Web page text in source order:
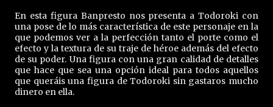
En esta figura Banpresto nos presenta a Todoroki con
una pose de lo más característica de este personaje en la
que podemos ver a la perfección tanto el porte como el
efecto y la textura de su traje de héroe además del efecto
de su poder. Una figura con una gran calidad de detalles
que hace que sea una opción ideal para todos aquellos
que queráis una figura de Todoroki sin gastaros mucho
dinero en ella.